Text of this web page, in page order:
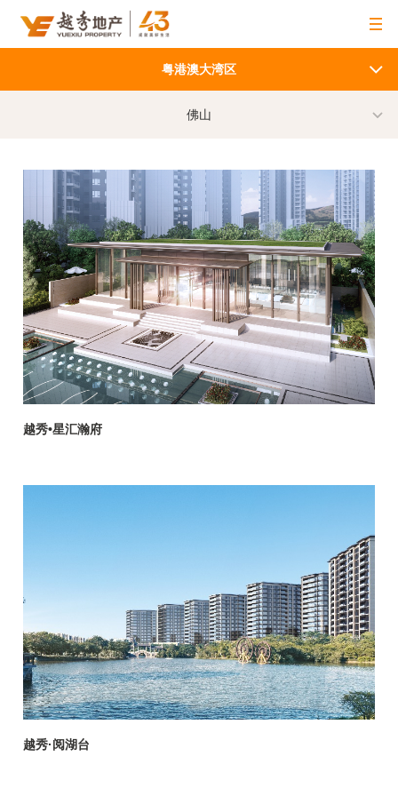
粤港澳大湾区
佛山
越秀•星汇瀚府
越秀·阅湖台